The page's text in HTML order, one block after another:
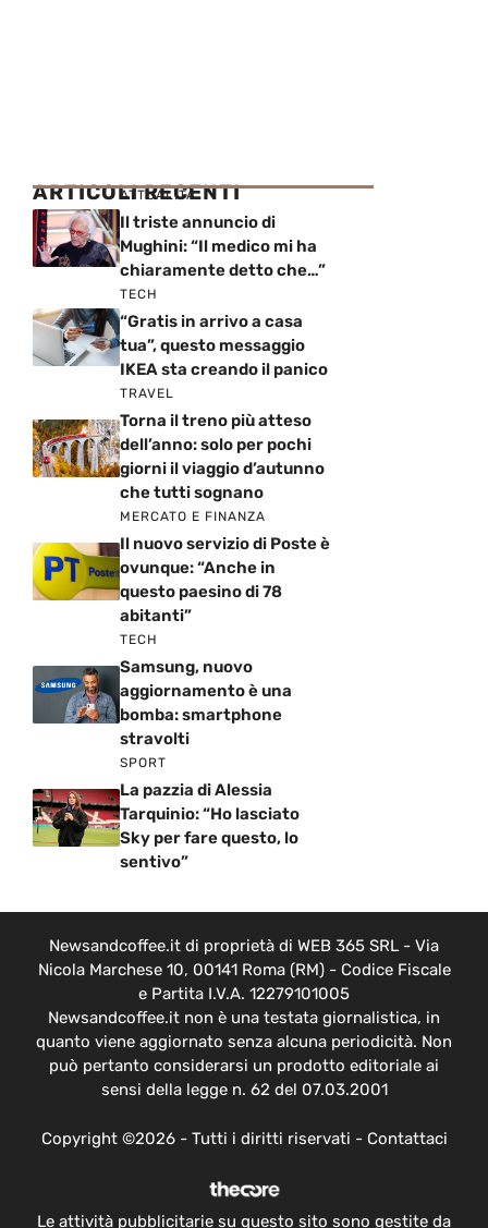
ARTICOLI RECENTI
ATTUALITÀ
Il triste annuncio di
Mughini: “Il medico mi ha
chiaramente detto che…”
TECH
“Gratis in arrivo a casa
tua”, questo messaggio
IKEA sta creando il panico
TRAVEL
Torna il treno più atteso
dell’anno: solo per pochi
giorni il viaggio d’autunno
che tutti sognano
MERCATO E FINANZA
Il nuovo servizio di Poste è
ovunque: “Anche in
questo paesino di 78
abitanti”
TECH
Samsung, nuovo
aggiornamento è una
bomba: smartphone
stravolti
SPORT
La pazzia di Alessia
Tarquinio: “Ho lasciato
Sky per fare questo, lo
sentivo”
Newsandcoffee.it di proprietà di WEB 365 SRL - Via
Nicola Marchese 10, 00141 Roma (RM) - Codice Fiscale
e Partita I.V.A. 12279101005
Newsandcoffee.it non è una testata giornalistica, in
quanto viene aggiornato senza alcuna periodicità. Non
può pertanto considerarsi un prodotto editoriale ai
sensi della legge n. 62 del 07.03.2001
Copyright ©2026 - Tutti i diritti riservati - Contattaci
Le attività pubblicitarie su questo sito sono gestite da